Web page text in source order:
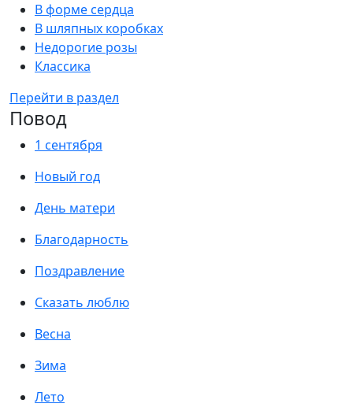
В форме сердца
В шляпных коробках
Недорогие розы
Классика
Перейти в раздел
Повод
1 сентября
Новый год
День матери
Благодарность
Поздравление
Сказать люблю
Весна
Зима
Лето